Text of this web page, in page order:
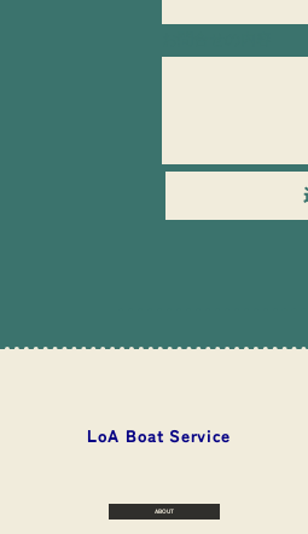
​LoA Boat Service
ABOUT